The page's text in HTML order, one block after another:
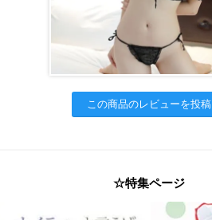
この商品のレビューを投稿
☆特集ページ